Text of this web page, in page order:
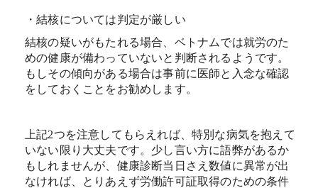
・結核については判定が厳しい
結核の疑いがもたれる場合、ベトナムでは就労のた
めの健康が備わっていないと判断されるようです。
もしその傾向がある場合は事前に医師と入念な確認
をしておくことをお勧めします。
上記2つを注意してもらえれば、特別な病気を抱えて
いない限り大丈夫です。少し言い方に語弊があるか
もしれませんが、健康診断当日さえ数値に異常が出
なければ、とりあえず労働許可証取得のための条件